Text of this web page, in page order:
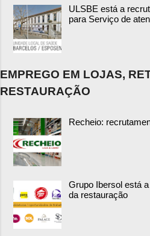
ULSBE está a
para Serviço de
EMPREGO EM LOJAS,
RESTAURAÇÃO
Recheio:
Grupo Ibersol está
da restauração